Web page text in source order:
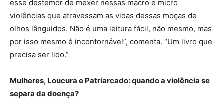
esse destemor de mexer nessas macro e micro
violências que atravessam as vidas dessas moças de
olhos lânguidos. Não é uma leitura fácil, não mesmo, mas
por isso mesmo é incontornável”, comenta. “Um livro que
precisa ser lido.”
Mulheres, Loucura e Patriarcado: quando a violência se
separa da doença?